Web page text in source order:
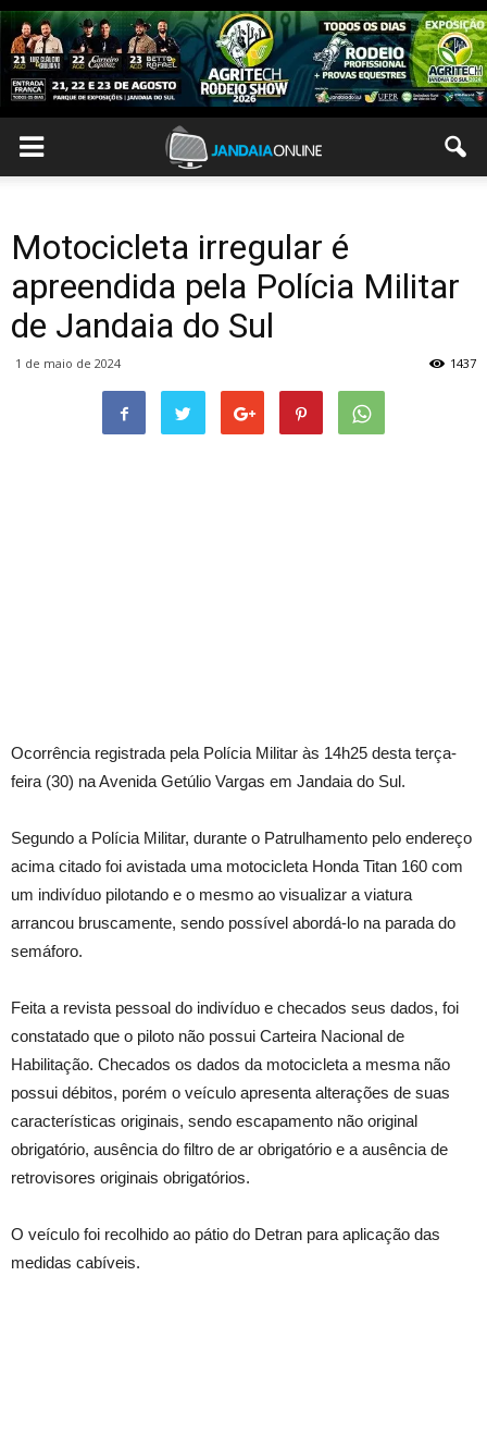
Motocicleta irregular é
apreendida pela Polícia Militar
de Jandaia do Sul
1 de maio de 2024 1437
Ocorrência registrada pela Polícia Militar às 14h25 desta terça-
feira (30) na Avenida Getúlio Vargas em Jandaia do Sul.
Segundo a Polícia Militar, durante o Patrulhamento pelo endereço
acima citado foi avistada uma motocicleta Honda Titan 160 com
um indivíduo pilotando e o mesmo ao visualizar a viatura
arrancou bruscamente, sendo possível abordá-lo na parada do
semáforo.
Feita a revista pessoal do indivíduo e checados seus dados, foi
constatado que o piloto não possui Carteira Nacional de
Habilitação. Checados os dados da motocicleta a mesma não
possui débitos, porém o veículo apresenta alterações de suas
características originais, sendo escapamento não original
obrigatório, ausência do filtro de ar obrigatório e a ausência de
retrovisores originais obrigatórios.
O veículo foi recolhido ao pátio do Detran para aplicação das
medidas cabíveis.